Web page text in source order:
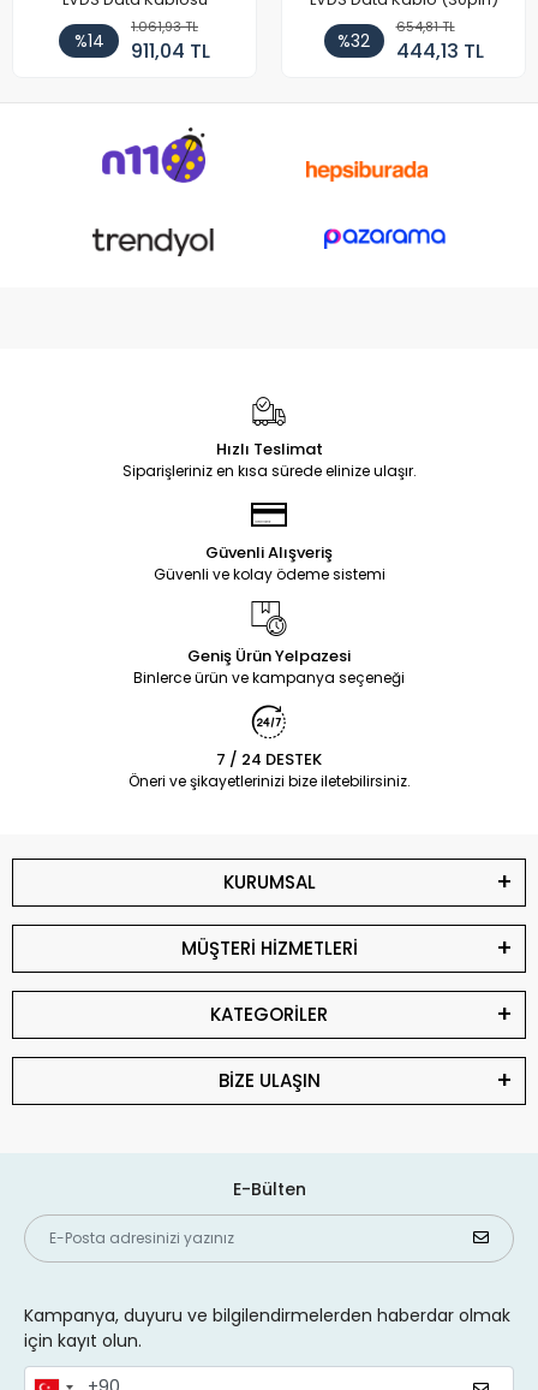
%14
1.061,93 TL
911,04 TL %32
654,81 TL
444,13 TL
Hızlı Teslimat
Siparişleriniz en kısa sürede elinize ulaşır.
Güvenli Alışveriş
Güvenli ve kolay ödeme sistemi
Geniş Ürün Yelpazesi
Binlerce ürün ve kampanya seçeneği
7 / 24 DESTEK
Öneri ve şikayetlerinizi bize iletebilirsiniz.
KURUMSAL
MÜŞTERİ HİZMETLERİ
KATEGORİLER
BİZE ULAŞIN
E-Bülten
Kampanya, duyuru ve bilgilendirmelerden haberdar olmak
için kayıt olun.